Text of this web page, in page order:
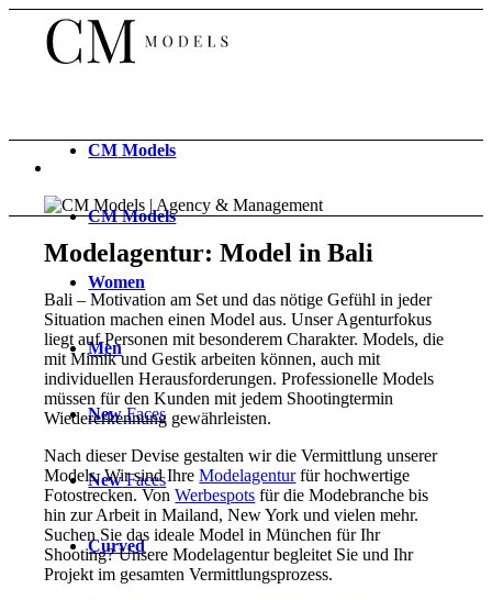
CM Models
CMModels
Women
Men
NewFaces
NewFaces
Curved
Modelagentur: Model in Bali
Bali – Motivation am Set und das nötige Gefühl in jeder
Situation machen einen Model aus. Unser Agenturfokus
liegt auf Personen mit besonderem Charakter. Models, die
mit Mimik und Gestik arbeiten können, auch mit
individuellen Herausforderungen. Professionelle Models
müssen für den Kunden mit jedem Shootingtermin
Wiedererkennung gewährleisten.
Nach dieser Devise gestalten wir die Vermittlung unserer
Models. Wir sind IhreModelagenturfür hochwertige
Fotostrecken. VonWerbespots für die Modebranche bis
hin zur Arbeit in Mailand, New York und vielen mehr.
Suchen Sie das ideale Model in München für Ihr
Shooting? Unsere Modelagentur begleitet Sie und Ihr
Projekt im gesamten Vermittlungsprozess.